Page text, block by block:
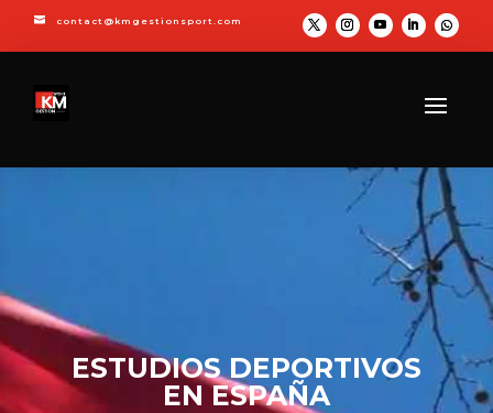
 contact@kmgestionsport.com
ESTUDIOS DEPORTIVOS
EN ESPAÑA